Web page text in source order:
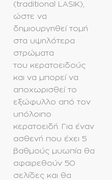
(traditional LASIK),
ώστε να
δημιουργηθεί τομή
στα υψηλότερα
στρώματα
του κερατοειδούς
και να μπορεί να
αποχωρισθεί το
εξώφυλλο από τον
υπόλοιπο
κερατοειδή. Για έναν
ασθενή που έχει 5
βαθμούς μυωπία θα
αφαιρεθούν 50
σελίδες και θα